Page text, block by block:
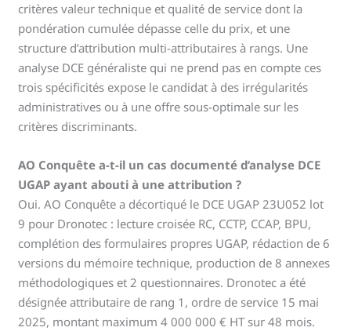
critères valeur technique et qualité de service dont la
pondération cumulée dépasse celle du prix, et une
structure d’attribution multi-attributaires à rangs. Une
analyse DCE généraliste qui ne prend pas en compte ces
trois spécificités expose le candidat à des irrégularités
administratives ou à une offre sous-optimale sur les
critères discriminants.
AO Conquête a-t-il un cas documenté d’analyse DCE
UGAP ayant abouti à une attribution ?
Oui. AO Conquête a décortiqué le DCE UGAP 23U052 lot
9 pour Dronotec : lecture croisée RC, CCTP, CCAP, BPU,
complétion des formulaires propres UGAP, rédaction de 6
versions du mémoire technique, production de 8 annexes
méthodologiques et 2 questionnaires. Dronotec a été
désignée attributaire de rang 1, ordre de service 15 mai
2025, montant maximum 4 000 000 € HT sur 48 mois.